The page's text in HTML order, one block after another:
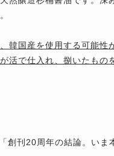
国産を使用する可能性
活で仕入れ、捌いたもの
刊20周年の結論。いま